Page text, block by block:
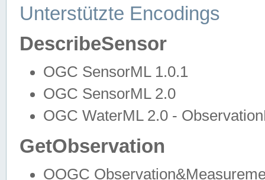
Unterstützte Encodings
DescribeSensor
OGC SensorML 1.0.1
OGC SensorML 2.0
OGC WaterML 2.0 -
GetObservation
OOGC